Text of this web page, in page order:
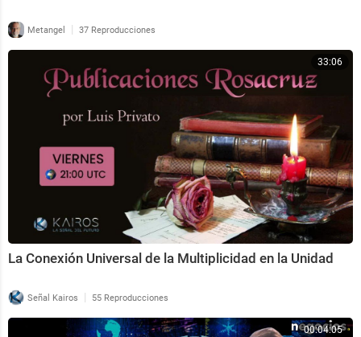
Metangel | 37 Reproducciones
33:06
La Conexión Universal de la Multiplicidad en la Unidad
Señal Kairos | 55 Reproducciones
00:04:05